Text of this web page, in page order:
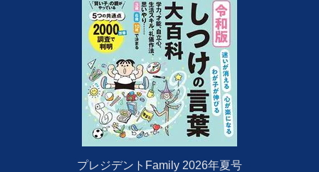
プレジデントFamily 2026年夏号